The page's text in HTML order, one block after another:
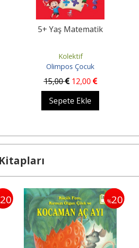
5+ Yaş Matematik
Kolektif
Olimpos Çocuk
15,00 12,00
Sepete Ekle
20 %20